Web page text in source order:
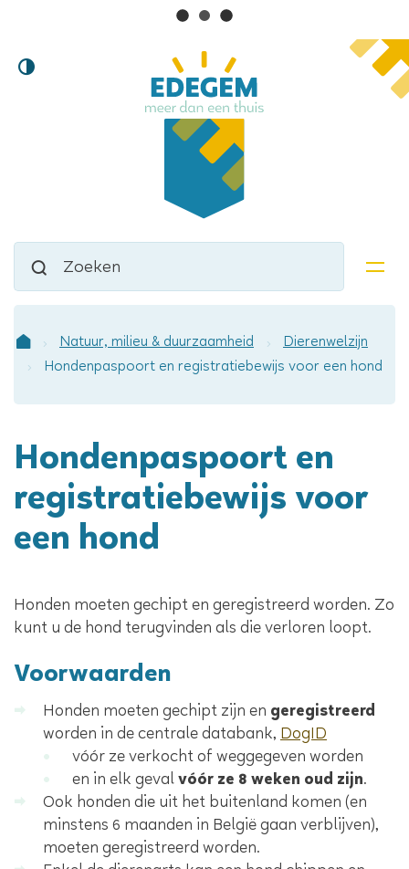
Naar
inhoud
Hoog
Lokaal
kunnen
helpen?
Zoeken
Startpagina
Natuur, milieu & duurzaamheid
Dierenwelzijn
Hondenpaspoort en registratiebewijs voor een hond
Hondenpaspoort en
registratiebewijs voor
een hond
Inhoud
Honden moeten gechipt en geregistreerd worden. Zo
kunt u de hond terugvinden als die verloren loopt.
Voorwaarden
Honden moeten gechipt zijn en geregistreerd
worden in de centrale databank, DogID
vóór ze verkocht of weggegeven worden
en in elk gevalvóór ze 8 weken oud zijn.
Ook honden die uit het buitenland komen (en
minstens 6 maanden in België gaan verblijven),
moeten geregistreerd worden.